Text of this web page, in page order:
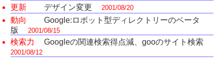
更新 デザイン変更 2001/08/20
動向
Google:ロボット型ディレクトリーのベータ
版
2001/08/15
検索力 Googleの関連検索得点減、gooのサイト検索
2001/08/12